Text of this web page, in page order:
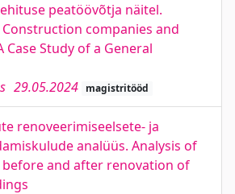
peatöövõtja näitel.
companies and
Case Study of a General
29.05.2024 magistritööd
renoveerimiseelsete- ja
analüüs. Analysis of
and after renovation of